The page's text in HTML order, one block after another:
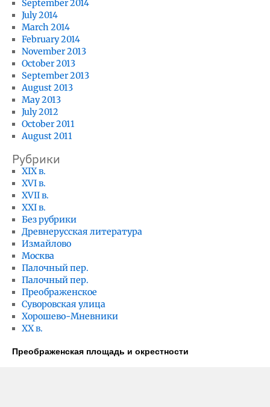
September 2014
July 2014
March 2014
February 2014
November 2013
October 2013
September 2013
August 2013
May 2013
July 2012
October 2011
August 2011
Рубрики
XIX в.
XVI в.
XVII в.
XXI в.
Без рубрики
Древнерусская литература
Измайлово
Москва
Палочный пер.
Палочный пер.
Преображенское
Суворовская улица
Хорошево-Мневники
ХХ в.
Преображенская площадь и окрестности